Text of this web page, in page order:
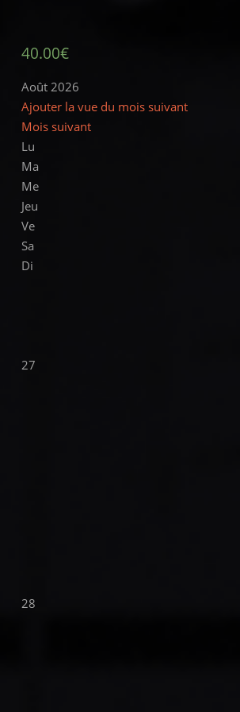
40.00€
Août 2026
Ajouter la vue du mois suivant
Mois suivant
Lu
Ma
Me
Jeu
Ve
Sa
Di
27
28